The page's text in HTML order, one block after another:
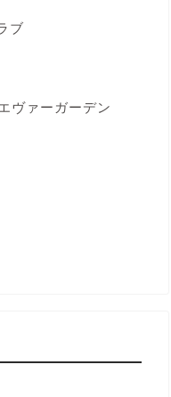
ブ
ヴァーガーデン